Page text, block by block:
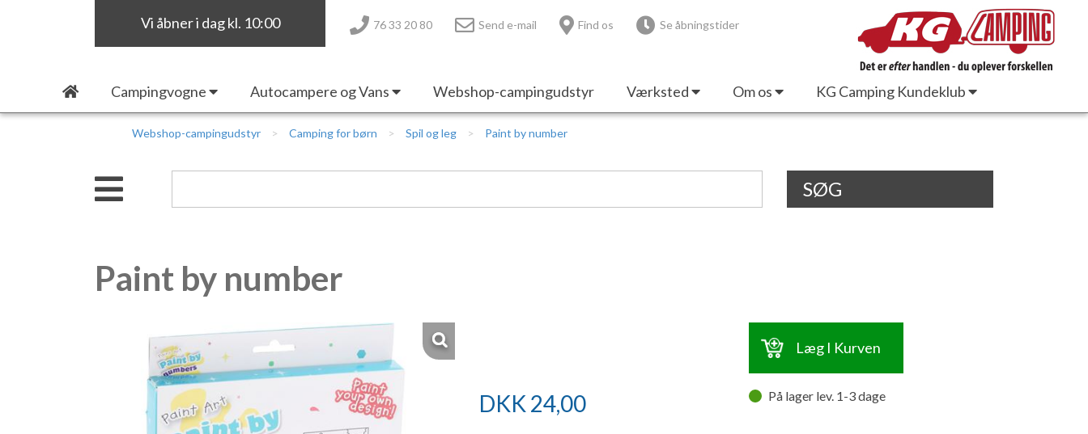
Vi åbner i dag kl. 10:00 76 33 20 80 Send e-mail Find os Se åbningstider
Campingvogne Autocampere og Vans Webshop-campingudstyr Værksted Om os KG Camping Kundeklub
Webshop-campingudstyr Camping for børn Spil og leg Paint by number
SØG
Paint by number
Læg I Kurven
DKK 24,00 På lager lev. 1-3 dage